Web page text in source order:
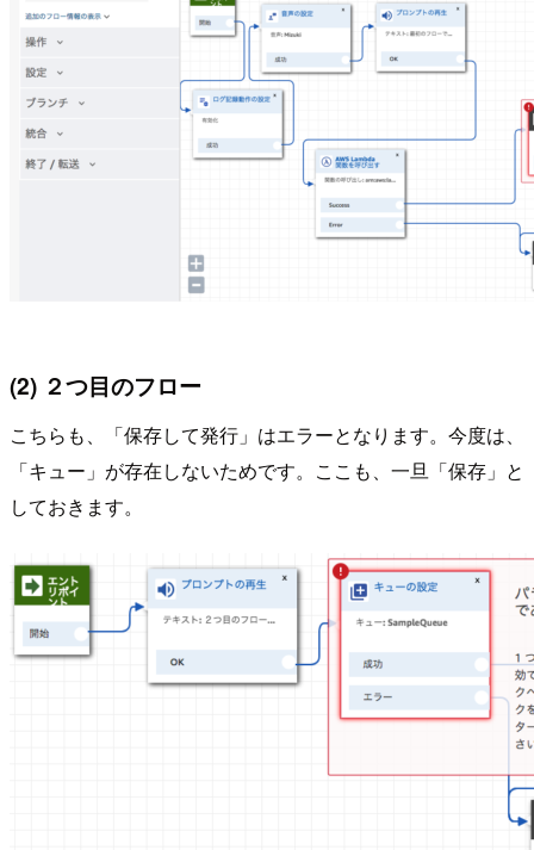
(2) ２つ目のフロー
こちらも、「保存して発行」はエラーとなります。今度は、
「キュー」が存在しないためです。ここも、一旦「保存」と
しておきます。